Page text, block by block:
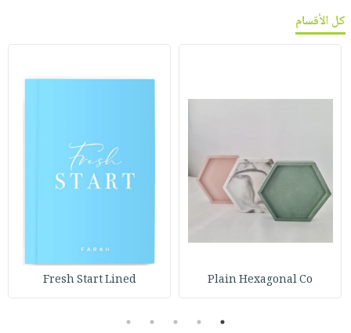
كل الأقسام
Plain Hexagonal Co
Fresh Start Lined
1
2
3
4
5